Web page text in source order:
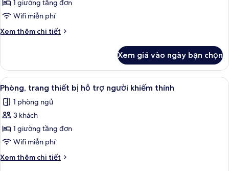
hợp
cho
lăn
Queen
Room
with
Bunk
1 giường tầng đơn
Wifi miễn phí
Xem thêm chi tiết
Chi
Queen
Room
with
Xem giá vào ngày bạn chọn
Xem
tất
cả
ảnh
Phòng,
trang
thiết
bị
Bộ trải giường bằng vải cotton Ai
7
Phòng, trang thiết bị hỗ trợ người khiếm thính
1 phòng ngủ
3 khách
1 giường tầng đơn
Wifi miễn phí
Xem thêm chi tiết
Chi